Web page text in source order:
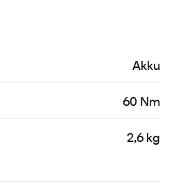
Akku
60 Nm
2,6 kg